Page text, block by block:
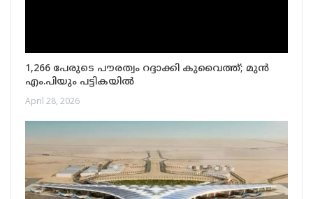
1,266 പേരുടെ പൗരത്വം റദ്ദാക്കി കുവൈത്ത്; മുൻ
എം.പിയും പട്ടികയിൽ
April 28, 2026